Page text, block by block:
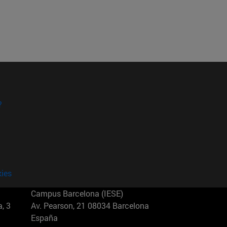
3
Campus Barcelona (IESE)
Av. Pearson, 21 08034 Barcelona
España